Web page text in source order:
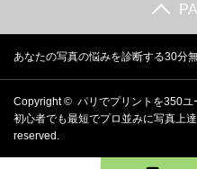
あなたの写真の悩みを診断する30分
Copyright © パリでプリントを350
初心者でも最短でプロ並みに写真上
reserved.